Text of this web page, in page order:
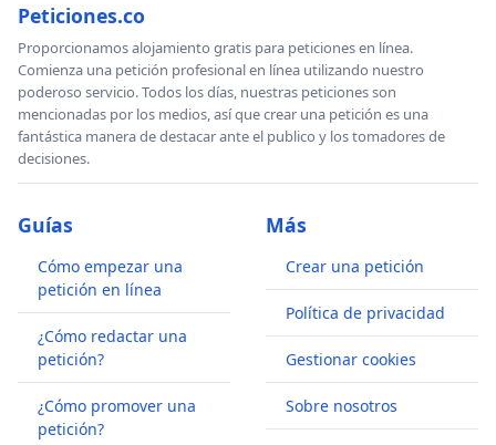
Peticiones.co
Proporcionamos alojamiento gratis para peticiones en línea.
Comienza una petición profesional en línea utilizando nuestro
poderoso servicio. Todos los días, nuestras peticiones son
mencionadas por los medios, así que crear una petición es una
fantástica manera de destacar ante el publico y los tomadores de
decisiones.
Guías
Cómo empezar una
petición en línea
¿Cómo redactar una
petición?
¿Cómo promover una
petición?
Más
Crear una petición
Política de privacidad
Gestionar cookies
Sobre nosotros